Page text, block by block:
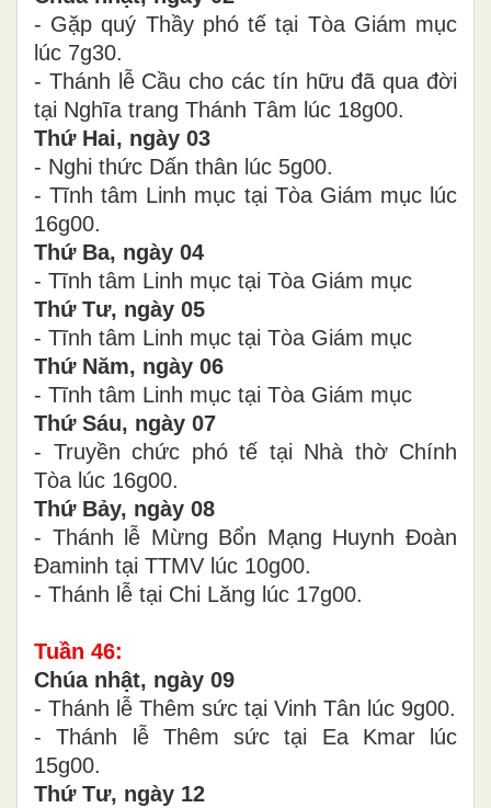
- Gặp quý Thầy phó tế tại Tòa Giám mục
lúc 7g30.
- Thánh lễ Cầu cho các tín hữu đã qua đời
tại Nghĩa trang Thánh Tâm lúc 18g00.
Thứ Hai, ngày 03
- Nghi thức Dấn thân lúc 5g00.
- Tĩnh tâm Linh mục tại Tòa Giám mục lúc
16g00.
Thứ Ba, ngày 04
- Tĩnh tâm Linh mục tại Tòa Giám mục
Thứ Tư, ngày 05
- Tĩnh tâm Linh mục tại Tòa Giám mục
Thứ Năm, ngày 06
- Tĩnh tâm Linh mục tại Tòa Giám mục
Thứ Sáu, ngày 07
- Truyền chức phó tế tại Nhà thờ Chính
Tòa lúc 16g00.
Thứ Bảy, ngày 08
- Thánh lễ Mừng Bổn Mạng Huynh Đoàn
Đaminh tại TTMV lúc 10g00.
- Thánh lễ tại Chi Lăng lúc 17g00.
Tuần 46:
Chúa nhật, ngày 09
- Thánh lễ Thêm sức tại Vinh Tân lúc 9g00.
- Thánh lễ Thêm sức tại Ea Kmar lúc
15g00.
Thứ Tư, ngày 12